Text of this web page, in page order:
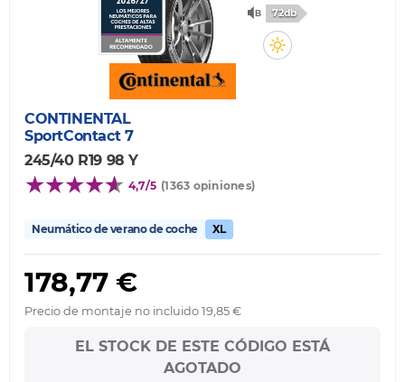
72db
CONTINENTAL
SportContact 7
245/40 R19 98 Y
4,7/5 (1363 opiniones)
Neumático de verano de coche XL
178,77 €
Precio de montaje no incluido 19,85 €
EL STOCK DE ESTE CÓDIGO ESTÁ
AGOTADO